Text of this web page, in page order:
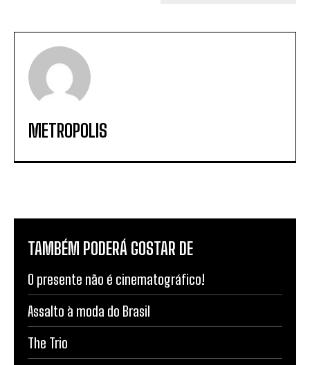
METROPOLIS
TAMBÉM PODERÁ GOSTAR DE
O presente não é cinematográfico!
Assalto à moda do Brasil
The Trio